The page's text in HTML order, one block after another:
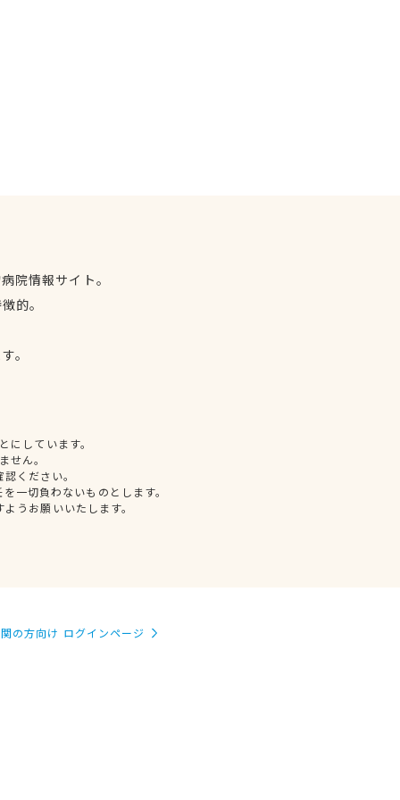
院情報サイト。
的。
。
しています。
せん。
ください。
一切負わないものとします。
うお願いいたします。
の方向け ログインページ